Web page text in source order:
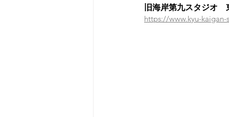
旧海岸第九スタジオ
https://www.kyu-